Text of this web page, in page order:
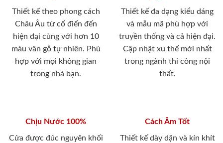
Thiết kế theo phong cách
Châu Âu từ cổ điển đến
hiện đại cùng với hơn 10
màu vân gỗ tự nhiên. Phù
hợp với mọi không gian
trong nhà bạn.
Thiết kế đa dạng kiểu dáng
và mẫu mã phù hợp với
truyền thống và cả hiện đại.
Cập nhật xu thế mới nhất
trong ngành thi công nội
thất.
Chịu Nước 100%
Cửa được đúc nguyên khối
Cách Âm Tốt
Thiết kế dày dặn và kín khít